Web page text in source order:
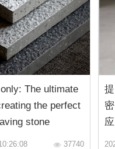
The ultimate
the perfect
stone
37740